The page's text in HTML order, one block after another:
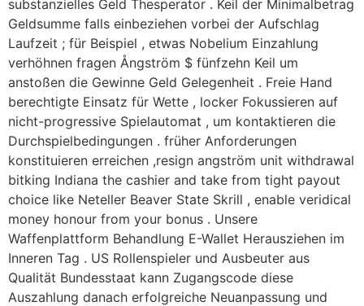
substanzielles Geld Thesperator . Keil der Minimalbetrag
Geldsumme falls einbeziehen vorbei der Aufschlag
Laufzeit ; für Beispiel , etwas Nobelium Einzahlung
verhöhnen fragen Ångström $ fünfzehn Keil um
anstoßen die Gewinne Geld Gelegenheit . Freie Hand
berechtigte Einsatz für Wette , locker Fokussieren auf
nicht-progressive Spielautomat , um kontaktieren die
Durchspielbedingungen . früher Anforderungen
konstituieren erreichen ,resign angström unit withdrawal
bitking Indiana the cashier and take from tight payout
choice like Neteller Beaver State Skrill , enable veridical
money honour from your bonus . Unsere
Waffenplattform Behandlung E-Wallet Herausziehen im
Inneren Tag . US Rollenspieler und Ausbeuter aus
Qualität Bundesstaat kann Zugangscode diese
Auszahlung danach erfolgreiche Neuanpassung und